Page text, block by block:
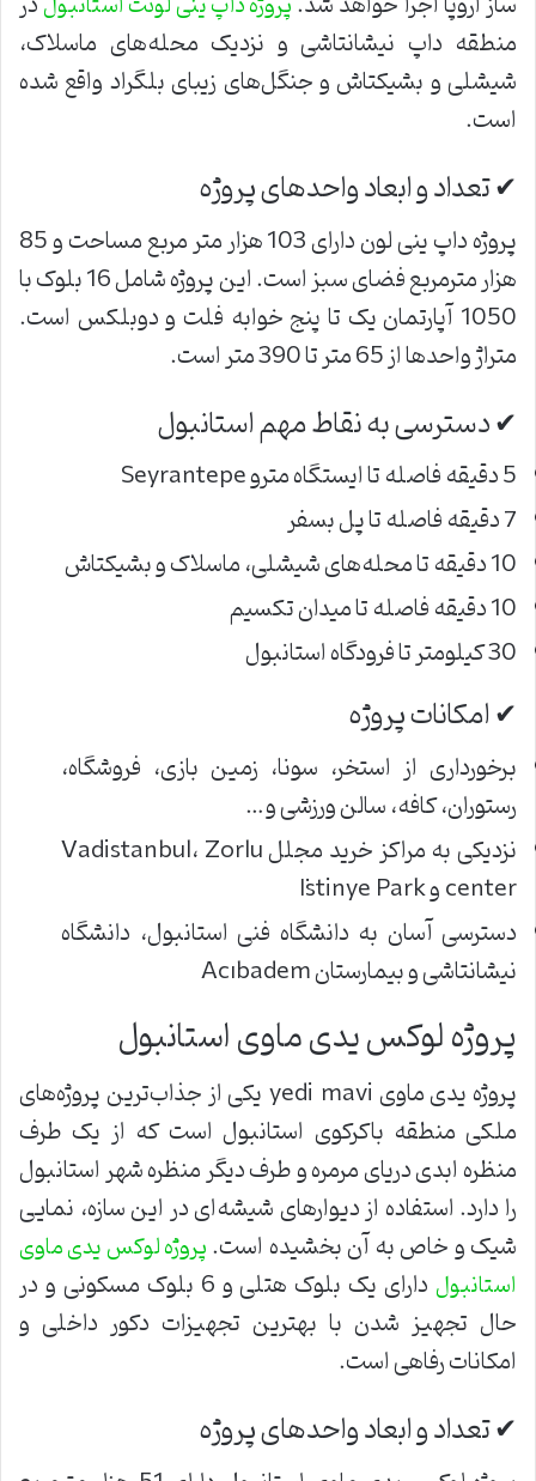
منطقه داپ نیشانتاشی و نزدیک محله‌های ماسلاک،
شیشلی و بشیکتاش و جنگل‌های زیبای بلگراد واقع شده
‌است.
✔ تعداد و ابعاد واحدهای پروژه
پروژه داپ ینی لون دارای 103 هزار متر مربع مساحت و 85
هزار مترمربع فضای سبز است. این پروژه شامل 16 بلوک با
1050 آپارتمان یک تا پنج خوابه فلت و دوبلکس است.
متراژ واحدها از 65 متر تا 390 متر است.
✔ دسترسی به نقاط مهم استانبول
5 دقیقه فاصله تا ایستگاه مترو Seyrantepe
7 دقیقه فاصله تا پل بسفر
10 دقیقه تا محله‌های شیشلی، ماسلاک و بشیکتاش
10 دقیقه فاصله تا میدان تکسیم
30 کیلومتر تا فرودگاه استانبول
✔ امکانات پروژه
برخورداری از استخر، سونا، زمین ‌بازی، فروشگاه،
رستوران، کافه، سالن ورزشی و…
نزدیکی به مراکز خرید مجلل Vadistanbul، Zorlu
center و İstinye Park
دسترسی آسان به دانشگاه فنی استانبول، دانشگاه
نیشانتاشی و بیمارستان Acıbadem
پروژه لوکس یدی ماوی استانبول
پروژه یدی ماوی yedi mavi یکی از جذاب‌ترین پروژه‌های
ملکی منطقه باکرکوی استانبول است که از یک‌ طرف
منظره ابدی دریای مرمره و طرف دیگر منظره شهر استانبول
را دارد. استفاده از دیوارهای شیشه‌ای در این سازه، نمایی
شیک و خاص به آن بخشیده ‌است.پروژه لوکس یدی ماوی
استانبول
دارای یک بلوک هتلی و 6 بلوک مسکونی و در
حال تجهیز شدن با بهترین تجهیزات دکور داخلی و
امکانات رفاهی است.
✔ تعداد و ابعاد واحدهای پروژه